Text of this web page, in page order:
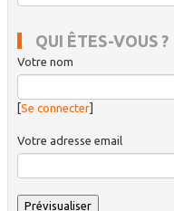
QUI ÊTES-VOUS ?
Votre nom
Se connecter]
Votre adresse email